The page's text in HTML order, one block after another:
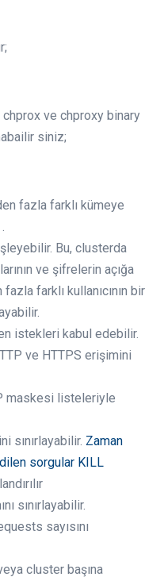
ve chproxy binary
siniz;
fazla farklı kümeye
Bu, clusterda
ve şifrelerin açığa
fazla farklı kullanıcının bir
istekleri kabul edebilir.
ve HTTPS erişimini
maskesi listeleriyle
sınırlayabilir. Zaman
sorgular KILL
sınırlayabilir.
sayısını
cluster başına